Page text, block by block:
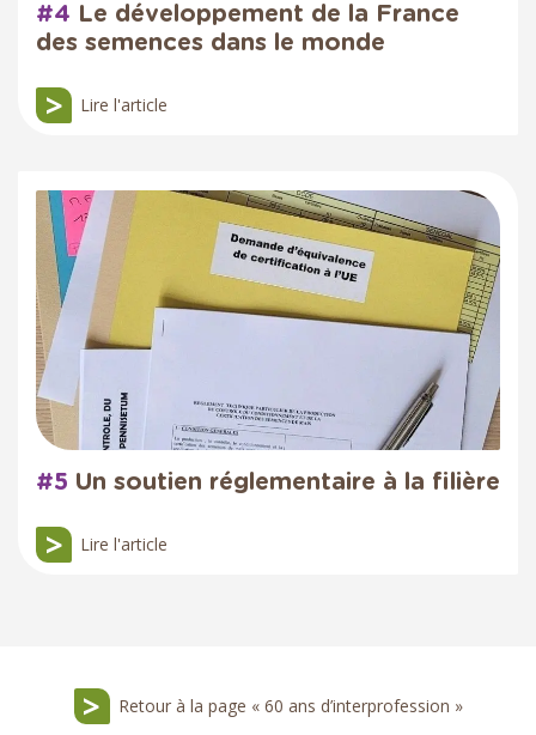
#4 Le développement de la France
des semences dans le monde
Lire l'article
#5 Un soutien réglementaire à la filière
Lire l'article
Retour à la page « 60 ans d’interprofession »